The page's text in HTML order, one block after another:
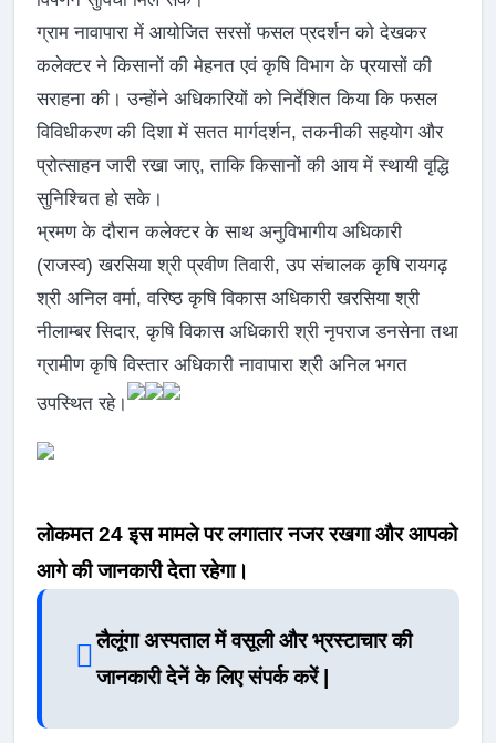
ग्राम नावापारा में आयोजित सरसों फसल प्रदर्शन को देखकर
कलेक्टर ने किसानों की मेहनत एवं कृषि विभाग के प्रयासों की
सराहना की। उन्होंने अधिकारियों को निर्देशित किया कि फसल
विविधीकरण की दिशा में सतत मार्गदर्शन, तकनीकी सहयोग और
प्रोत्साहन जारी रखा जाए, ताकि किसानों की आय में स्थायी वृद्धि
सुनिश्चित हो सके।
भ्रमण के दौरान कलेक्टर के साथ अनुविभागीय अधिकारी
(राजस्व) खरसिया श्री प्रवीण तिवारी, उप संचालक कृषि रायगढ़
श्री अनिल वर्मा, वरिष्ठ कृषि विकास अधिकारी खरसिया श्री
नीलाम्बर सिदार, कृषि विकास अधिकारी श्री नृपराज डनसेना तथा
ग्रामीण कृषि विस्तार अधिकारी नावापारा श्री अनिल भगत
उपस्थित रहे।
लोकमत 24 इस मामले पर लगातार नजर रखगा और आपको
आगे की जानकारी देता रहेगा।
लैलूंगा अस्पताल में वसूली और भ्रस्टाचार की
जानकारी देनें के लिए संपर्क करें |